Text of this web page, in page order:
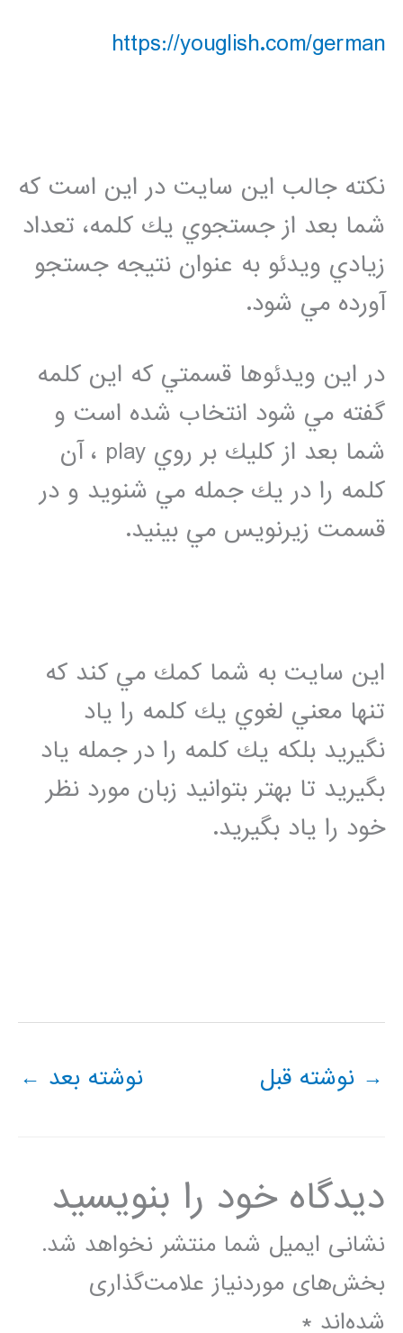
https://youglish.com/german
نكته جالب اين سايت در اين است كه
شما بعد از جستجوي يك كلمه، تعداد
زيادي ويدئو به عنوان نتيجه جستجو
آورده مي شود.
در اين ويدئوها قسمتي كه اين كلمه
گفته مي شود انتخاب شده است و
شما بعد از كليك بر روي play ، آن
كلمه را در يك جمله مي شنويد و در
قسمت زيرنويس مي بينيد.
اين سايت به شما كمك مي كند كه
تنها معني لغوي يك كلمه را ياد
نگيريد بلكه يك كلمه را در جمله ياد
بگيريد تا بهتر بتوانيد زبان مورد نظر
خود را ياد بگيريد.
→ نوشته قبل نوشته بعد ←
دیدگاه‌ خود را بنویسید
نشانی ایمیل شما منتشر نخواهد شد.
بخش‌های موردنیاز علامت‌گذاری
شده‌اند *